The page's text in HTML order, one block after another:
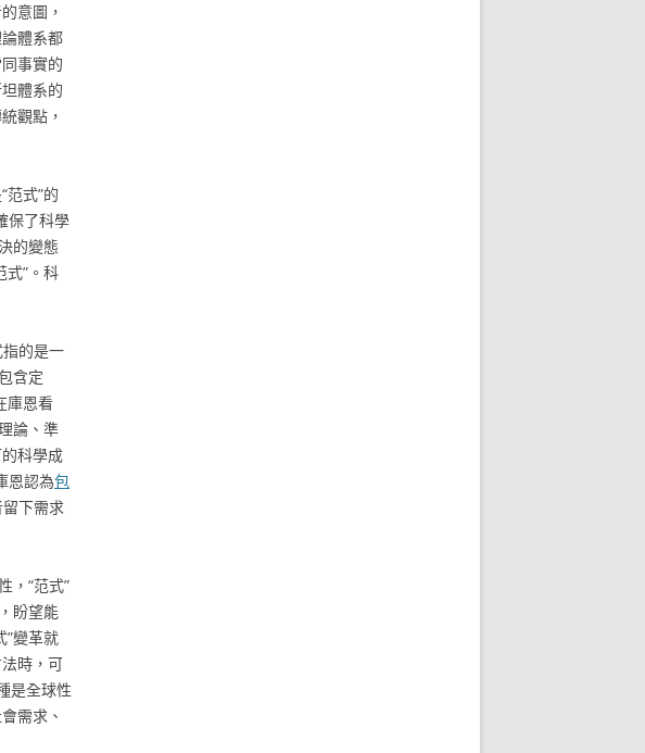
意圖，
體系都
事實的
體系的
觀點，
式”的
保了科學
的變態
式”。科
的是一
含定
庫恩看
論、準
科學成
恩認為包
留下需求
，“范式”
盼望能
”變革就
時，可
是全球性
需求、